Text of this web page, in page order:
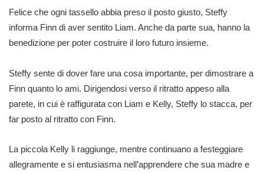
Felice che ogni tassello abbia preso il posto giusto, Steffy
informa Finn di aver sentito Liam. Anche da parte sua, hanno la
benedizione per poter costruire il loro futuro insieme.
Steffy sente di dover fare una cosa importante, per dimostrare a
Finn quanto lo ami. Dirigendosi verso il ritratto appeso alla
parete, in cui è raffigurata con Liam e Kelly, Steffy lo stacca, per
far posto al ritratto con Finn.
La piccola Kelly li raggiunge, mentre continuano a festeggiare
allegramente e si entusiasma nell’apprendere che sua madre e